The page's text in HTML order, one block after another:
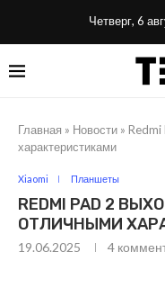
Четверг, 6
Главная » Новости »
характеристиками
Xiaomi Планшеты
REDMI PAD 2
ОТЛИЧНЫМИ
19.06.2025 4